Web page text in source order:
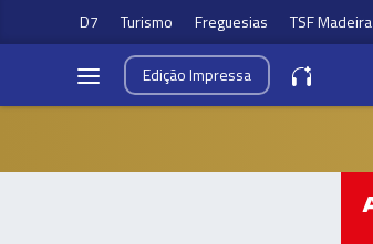
D7 Turismo Freguesias TSF Madeira
EdiçãoImpressa